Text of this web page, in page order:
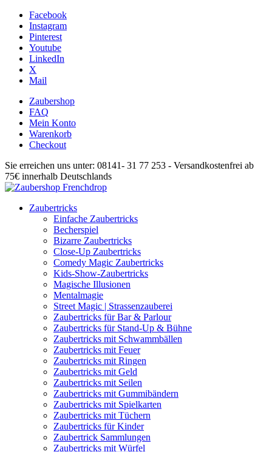
Facebook
Instagram
Pinterest
Youtube
LinkedIn
X
Mail
Zaubershop
FAQ
Mein Konto
Warenkorb
Checkout
Sie erreichen uns unter: 08141- 31 77 253 - Versandkostenfrei ab
75€ innerhalb Deutschlands
Zaubertricks
Einfache Zaubertricks
Becherspiel
Bizarre Zaubertricks
Close-Up Zaubertricks
Comedy Magic Zaubertricks
Kids-Show-Zaubertricks
Magische Illusionen
Mentalmagie
Street Magic | Strassenzauberei
Zaubertricks für Bar & Parlour
Zaubertricks für Stand-Up & Bühne
Zaubertricks mit Schwammbällen
Zaubertricks mit Feuer
Zaubertricks mit Ringen
Zaubertricks mit Geld
Zaubertricks mit Seilen
Zaubertricks mit Gummibändern
Zaubertricks mit Spielkarten
Zaubertricks mit Tüchern
Zaubertricks für Kinder
Zaubertrick Sammlungen
Zaubertricks mit Würfel